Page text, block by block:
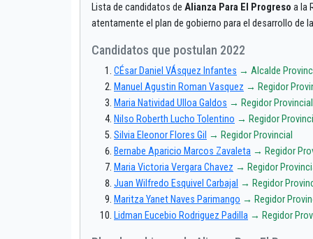
Lista de candidatos de Alianza Para El Progreso a la
atentamente el plan de gobierno para el desarrollo de la
Candidatos que postulan 2022
CÉsar Daniel VÁsquez Infantes → Alcalde
Manuel Agustin Roman Vasquez → Regidor
Maria Natividad Ulloa Galdos → Regidor Provincial
Nilso Roberth Lucho Tolentino → Regidor
Silvia Eleonor Flores Gil → Regidor Provincial
Bernabe Aparicio Marcos Zavaleta → Regidor
Maria Victoria Vergara Chavez → Regidor
Juan Wilfredo Esquivel Carbajal → Regidor
Maritza Yanet Naves Parimango → Regidor
Lidman Eucebio Rodriguez Padilla → Regidor